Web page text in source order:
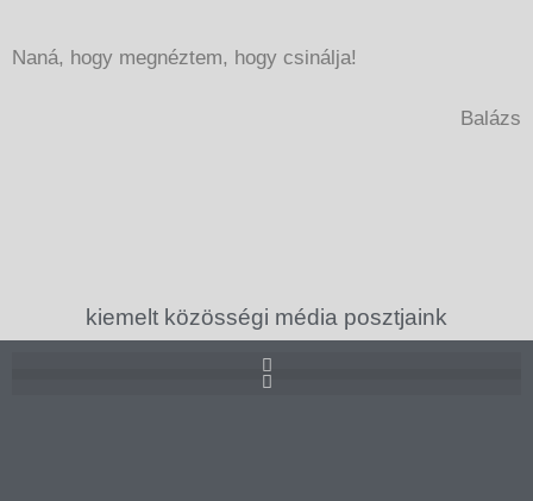
Naná, hogy megnéztem, hogy csinálja!
Balázs
kiemelt közösségi média posztjaink